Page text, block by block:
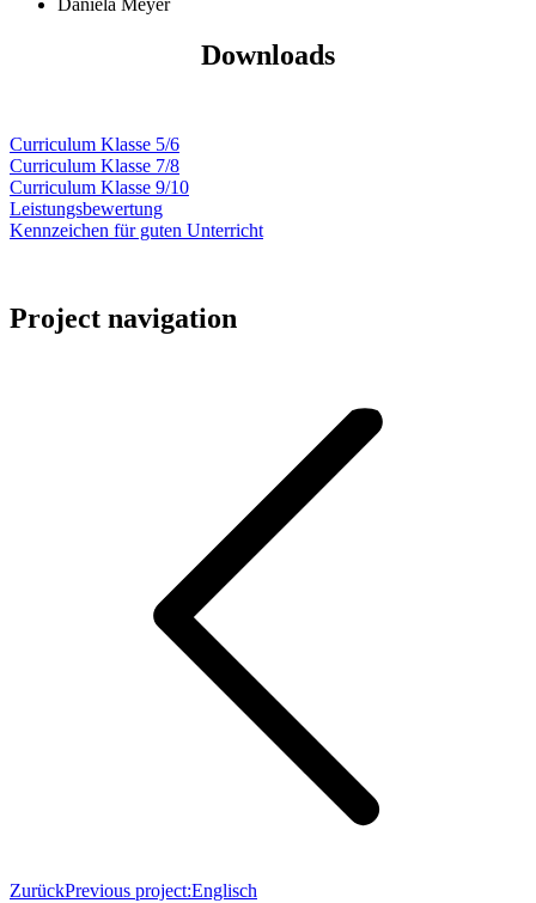
Downloads
Curriculum Klasse 5/6
Curriculum Klasse 7/8
Curriculum Klasse 9/10
Leistungsbewertung
Kennzeichen für guten Unterricht
Project navigation
ZurückPrevious project:Englisch